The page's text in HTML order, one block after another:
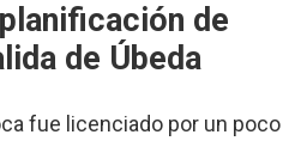
de
de Úbeda
fue licenciado por un poco